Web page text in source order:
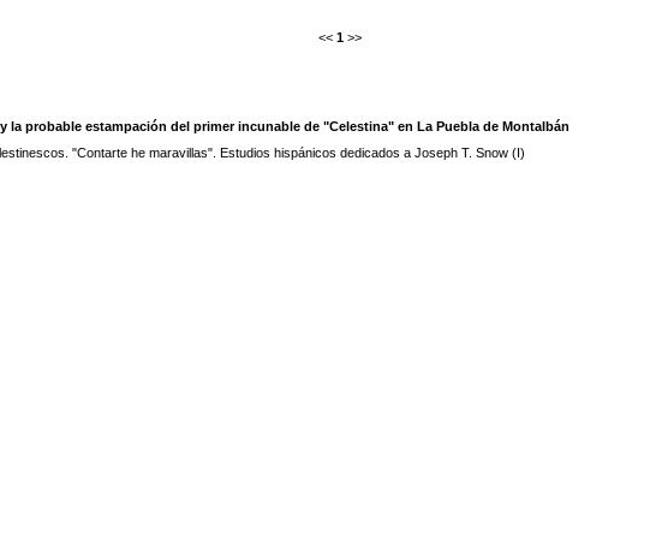
<< 1 >>
la probable estampación del primer incunable de "Celestina" en La Puebla de Montalbán
"Contarte he maravillas". Estudios hispánicos dedicados a Joseph T. Snow (I)